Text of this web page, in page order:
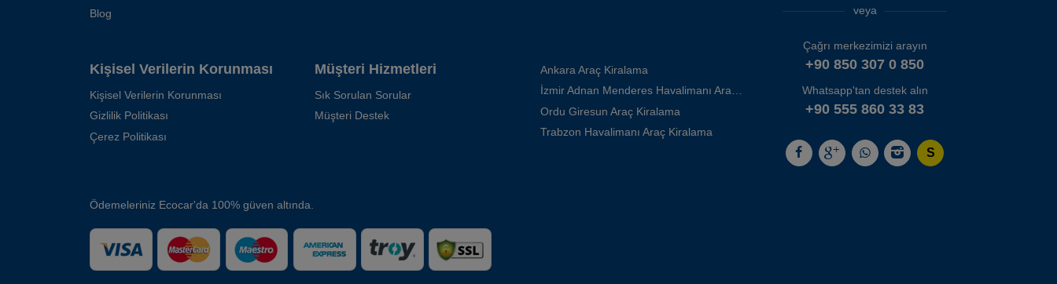
Blog
Kişisel Verilerin Korunması
Kişisel Verilerin Korunması
Gizlilik Politikası
Çerez Politikası
Müşteri Hizmetleri
Sık Sorulan Sorular
Müşteri Destek
Ankara Araç Kiralama
İzmir Adnan Menderes Havalimanı Araç Kiralama
Ordu Giresun Araç Kiralama
Trabzon Havalimanı Araç Kiralama
veya
Çağrı merkezimizi arayın
+90 850 307 0 850
Whatsapp'tan destek alın
+90 555 860 33 83
Ödemeleriniz Ecocar'da 100% güven altında.